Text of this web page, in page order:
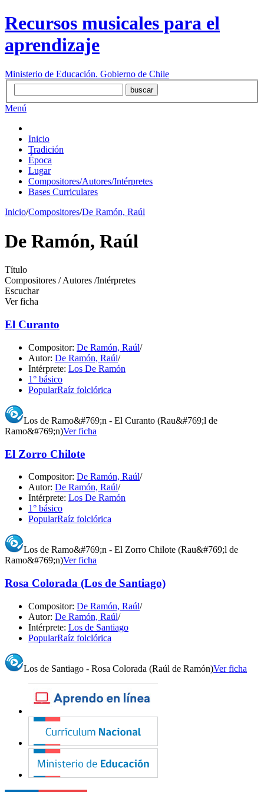
Recursos musicales para el
aprendizaje
Ministerio de Educación. Gobierno de Chile
Menú
Inicio
Tradición
Época
Lugar
Compositores/Autores/Intérpretes
Bases Curriculares
Inicio/Compositores/De Ramón, Raúl
De Ramón, Raúl
Título
Compositores / Autores /Intérpretes
Escuchar
Ver ficha
El Curanto
Compositor: De Ramón, Raúl/
Autor: De Ramón, Raúl/
Intérprete: Los De Ramón
1° básico
PopularRaíz folclórica
Los de Ramo&#769;n - El Curanto (Rau&#769;l de
Ramo&#769;n)Ver ficha
El Zorro Chilote
Compositor: De Ramón, Raúl/
Autor: De Ramón, Raúl/
Intérprete: Los De Ramón
1° básico
PopularRaíz folclórica
Los de Ramo&#769;n - El Zorro Chilote (Rau&#769;l de
Ramo&#769;n)Ver ficha
Rosa Colorada (Los de Santiago)
Compositor: De Ramón, Raúl/
Autor: De Ramón, Raúl/
Intérprete: Los de Santiago
PopularRaíz folclórica
Los de Santiago - Rosa Colorada (Raúl de Ramón)Ver ficha